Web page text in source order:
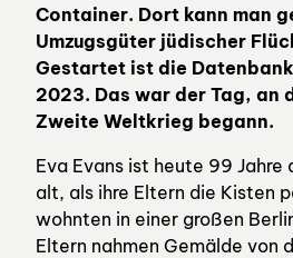
Container. Dort kann man
Umzugsgüter jüdischer
Gestartet ist die
2023. Das war der Tag, an
Zweite Weltkrieg begann.
Eva Evans ist heute 99 Jahre
alt, als ihre Eltern die Kisten
wohnten in einer großen
Eltern nahmen Gemälde von